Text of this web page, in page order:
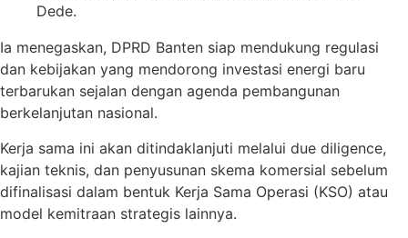
Dede.
Ia menegaskan, DPRD Banten siap mendukung regulasi
dan kebijakan yang mendorong investasi energi baru
terbarukan sejalan dengan agenda pembangunan
berkelanjutan nasional.
Kerja sama ini akan ditindaklanjuti melalui due diligence,
kajian teknis, dan penyusunan skema komersial sebelum
difinalisasi dalam bentuk Kerja Sama Operasi (KSO) atau
model kemitraan strategis lainnya.